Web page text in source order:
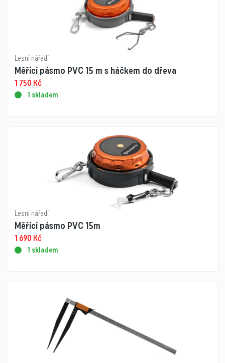
Lesní nářadí
Měřící pásmo PVC 15 m s háčkem do dřeva
1 750 Kč
1 skladem
Lesní nářadí
Měřící pásmo PVC 15m
1 690 Kč
1 skladem